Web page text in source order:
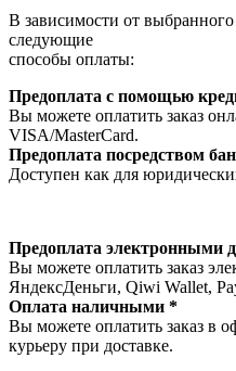
В зависимости от
следующие
способы оплаты:
Предоплата с помощью
Вы можете оплатить заказ
VISA/MasterСard.
Предоплата посредством
Доступен как для
Предоплата электронными
Вы можете оплатить заказ
ЯндексДеньги, Qiwi Wallet,
Оплата наличными *
Вы можете оплатить заказ в
курьеру при доставке.